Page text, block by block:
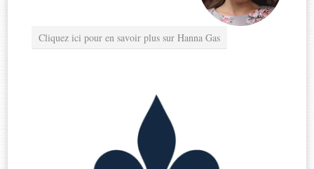
Cliquez ici pour en savoir plus sur Hanna Gas